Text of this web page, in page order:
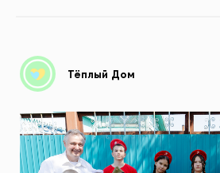
Тёплый Дом